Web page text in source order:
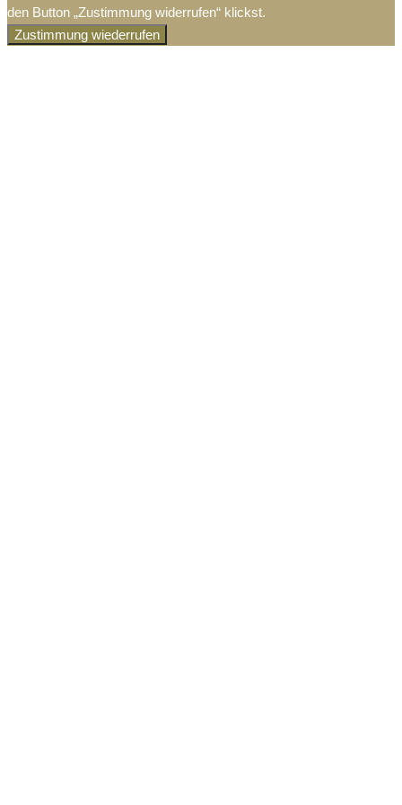
den Button „Zustimmung widerrufen“ klickst.
Zustimmung wiederrufen